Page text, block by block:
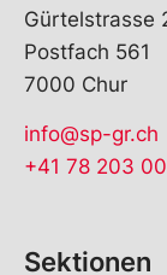
Gürtelstrasse
Postfach 561
7000 Chur
info@sp-gr.ch
+41 78 203
Sektionen